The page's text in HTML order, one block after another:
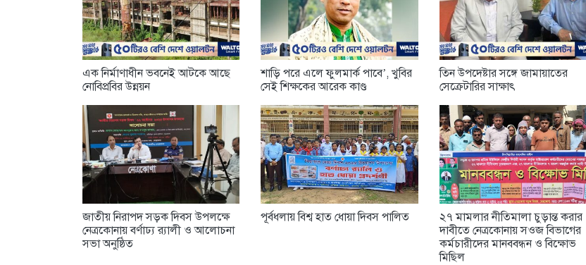
এক নির্মাণাধীন ভবনেই আটকে আছে
নোবিপ্রবির উন্নয়ন
শাড়ি পরে এলে ফুলমার্ক পাবে’, খুবির
সেই শিক্ষকের আরেক কাণ্ড
তিন উপদেষ্টার সঙ্গে জামায়াতের
সেক্রেটারির সাক্ষাৎ
জাতীয় নিরাপদ সড়ক দিবস উপলক্ষে
নেত্রকোনায় বর্ণাঢ্য র‍্যালী ও আলোচনা
সভা অনুষ্ঠিত
পূর্বধলায় বিশ্ব হাত ধোয়া দিবস পালিত
২৭ মামলার নীতিমালা চুড়ান্ত করার
দাবীতে নেত্রকোনায় সওজ বিভাগের
কর্মচারীদের মানববন্ধন ও বিক্ষোভ
মিছিল